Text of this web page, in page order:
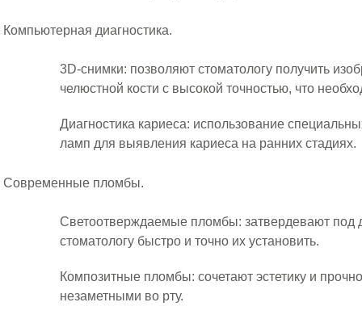
Компьютерная диагностика.
3D-снимки: позволяют стоматологу получить
челюстной кости с высокой точностью, что
Диагностика кариеса: использование
ламп для выявления кариеса на ранних стадиях.
Современные пломбы.
Светоотверждаемые пломбы: затвердевают под
стоматологу быстро и точно их установить.
Композитные пломбы: сочетают эстетику и
незаметными во рту.